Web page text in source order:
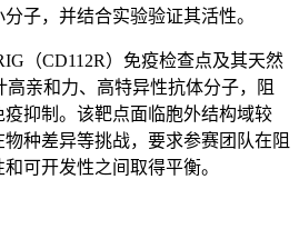
子，并结合实验验证其活性。
（CD112R）免疫检查点及其天然
亲和力、高特异性抗体分子，阻
抑制。该靶点面临胞外结构域较
种差异等挑战，要求参赛团队在阻
可开发性之间取得平衡。